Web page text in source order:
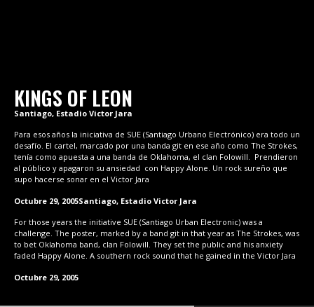
KINGS OF LEON
Santiago, Estadio Victor Jara
Para esos años la iniciativa de SUE (Santiago Urbano Electrónico) era todo un
desafío. El cartel, marcado por una banda git en ese año como The Strokes,
tenía como apuesta a una banda de Oklahoma, el clan Folowill. Prendieron
al público y apagaron su ansiedad con Happy Alone. Un rock sureño que
supo hacerse sonar en el Victor Jara
Octubre 29, 2005Santiago, Estadio Victor Jara
For those years the initiative SUE (Santiago Urban Electronic) was a
challenge. The poster, marked by a band git in that year as The Strokes, was
to bet Oklahoma band, clan Folowill. They set the public and his anxiety
faded Happy Alone. A southern rock sound that he gained in the Victor Jara
Octubre 29, 2005